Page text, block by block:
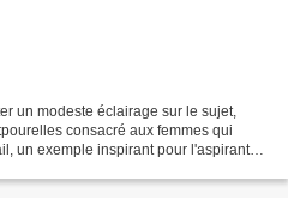
un modeste éclairage sur le sujet,
consacré aux femmes qui
un exemple inspirant pour l'aspirant